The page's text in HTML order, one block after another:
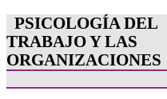
PSICOLOGÍA DEL
TRABAJO Y LAS
ORGANIZACIONES